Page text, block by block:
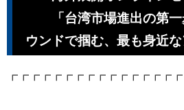
「台湾市場進出の第一
ウンドで掴む、最も身近な